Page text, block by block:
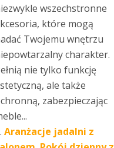
wszechstronne
które mogą
Twojemu wnętrzu
charakter.
nie tylko funkcję
ale także
zabezpieczając
Aranżacje jadalni z